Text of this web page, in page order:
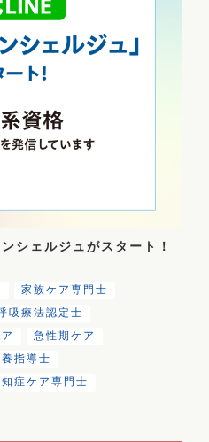
シェルジュがスタート！
家族ケア専門士
吸療法認定士
急性期ケア
指導士
症ケア専門士